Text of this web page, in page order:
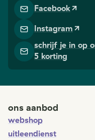
wereld. En dat
zelfs helemaal
voor niets.
Facebook
Instagram
schrijf je in op
5 korting
ons aanbod
webshop
uitleendienst